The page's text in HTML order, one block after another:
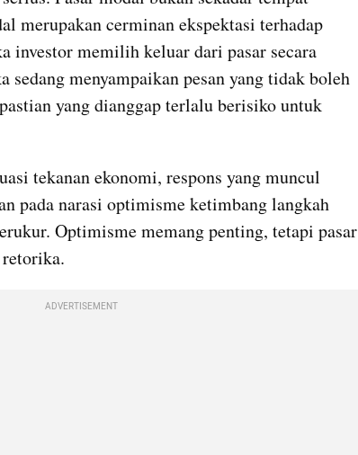
merupakan cerminan ekspektasi terhadap
investor memilih keluar dari pasar secara
sedang menyampaikan pesan yang tidak boleh
yang dianggap terlalu berisiko untuk
tekanan ekonomi, respons yang muncul
pada narasi optimisme ketimbang langkah
Optimisme memang penting, tetapi pasar
ADVERTISEMENT